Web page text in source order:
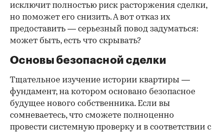
исключит полностью риск расторжения сделки,
но поможет его снизить. А вот отказ их
предоставить — серьезный повод задуматься:
может быть, есть что скрывать?
Основы безопасной сделки
Тщательное изучение истории квартиры —
фундамент, на котором основано безопасное
будущее нового собственника. Если вы
сомневаетесь, что сможете полноценно
провести системную проверку и в соответствии с